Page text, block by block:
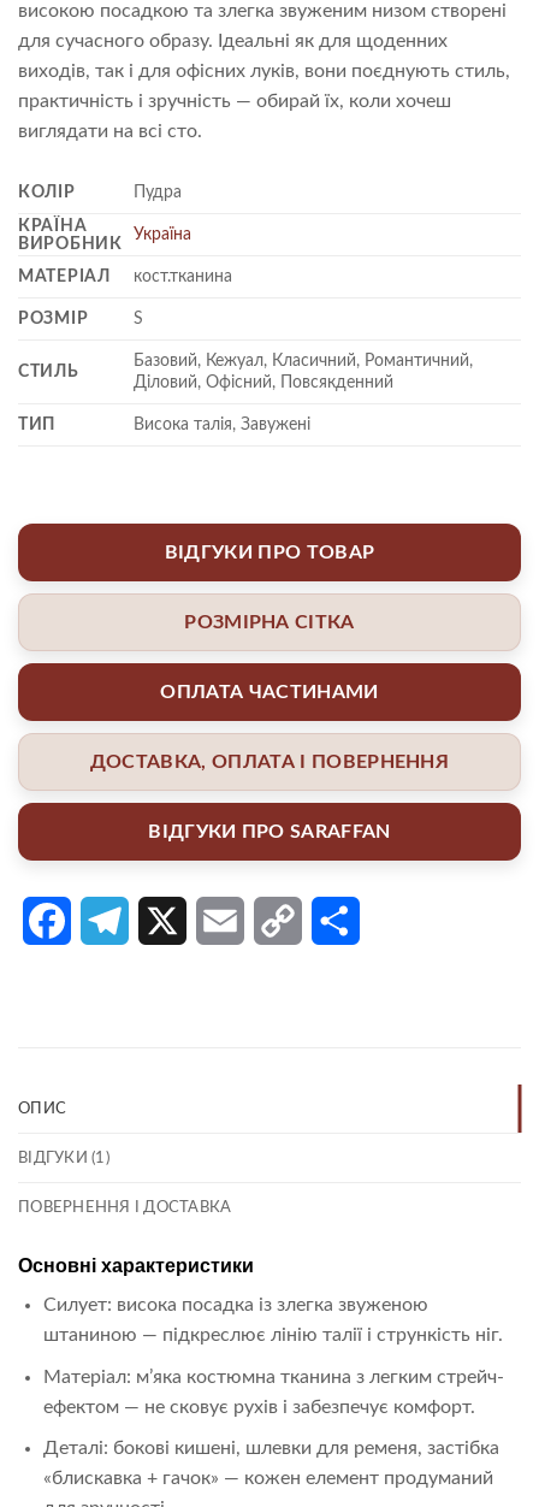
високою посадкою та злегка звуженим низом створені
для сучасного образу. Ідеальні як для щоденних
виходів, так і для офісних луків, вони поєднують стиль,
практичність і зручність — обирай їх, коли хочеш
виглядати на всі сто.
КОЛІР
Пудра
КРАЇНА
ВИРОБНИК
Україна
МАТЕРІАЛ кост.тканина
РОЗМІР S
СТИЛЬ
Базовий, Кежуал, Класичний, Романтичний,
Діловий, Офісний, Повсякденний
ТИП Висока талія, Завужені
ВІДГУКИ ПРО ТОВАР
РОЗМІРНА СІТКА
ОПЛАТА ЧАСТИНАМИ
ДОСТАВКА, ОПЛАТА І ПОВЕРНЕННЯ
ВІДГУКИ ПРО SARAFFAN
FacebookTelegram Email Copy
ОПИС
ВІДГУКИ (1)
ПОВЕРНЕННЯ І ДОСТАВКА
Основні характеристики
Силует: висока посадка із злегка звуженою
штаниною — підкреслює лінію талії і стрункість ніг.
Матеріал: м’яка костюмна тканина з легким стрейч-
ефектом — не сковує рухів і забезпечує комфорт.
Деталі: бокові кишені, шлевки для ременя, застібка
«блискавка + гачок» — кожен елемент продуманий